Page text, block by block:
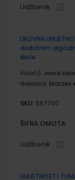
Udžbenik
LIKOVNA
dodatnim
škole
Autor(i): Jasna
Nakladnik:
SKU: 567700
ŠIFRA OMOTA:
Udžbenik
UMJETNOST I